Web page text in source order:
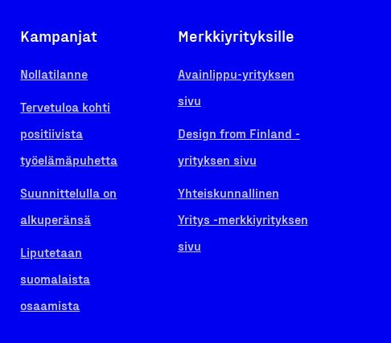
Kampanjat
Nollatilanne
Tervetuloa kohti
positiivista
työelämäpuhetta
Suunnittelulla on
alkuperänsä
Liputetaan
suomalaista
osaamista
Merkkiyrityksille
Avainlippu-yrityksen
sivu
Design from Finland -
yrityksen sivu
Yhteiskunnallinen
Yritys -merkkiyrityksen
sivu